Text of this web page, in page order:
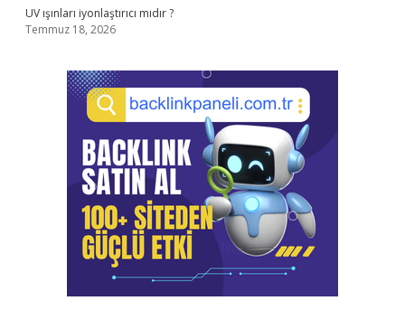
UV ışınları iyonlaştırıcı mıdır ?
Temmuz 18, 2026